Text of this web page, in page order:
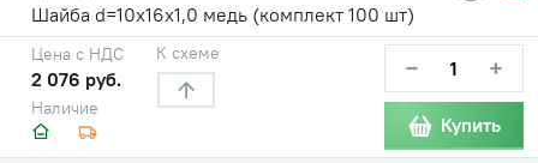
Шайба d=10х16х1,0 медь (комплект 100 шт)
Наличие
Цена с НДС
2 076 руб.
К схеме − +
Купить